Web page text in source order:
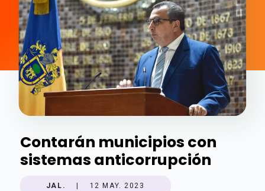
Contarán municipios con
sistemas anticorrupción
JAL. 12 MAY. 2023